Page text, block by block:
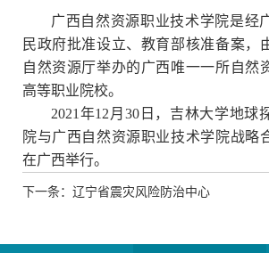
广西自然资源职业技术学院是经
民政府批准设立、教育部核准备案，
自然资源厅举办的广西唯一一所自然
高等职业院校。
2021年12月30日，吉林大学地球
院与广西自然资源职业技术学院战略
在广西举行。
下一条：辽宁省震灾风险防治中心